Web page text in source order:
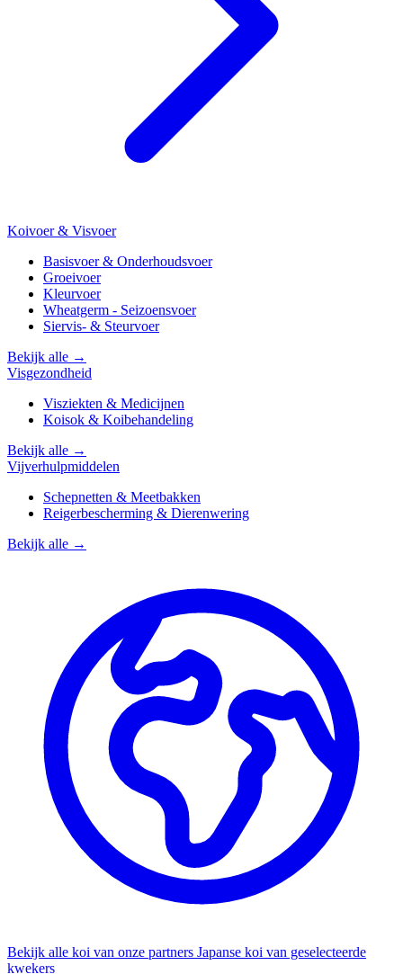
Koivoer & Visvoer
Basisvoer & Onderhoudsvoer
Groeivoer
Kleurvoer
Wheatgerm - Seizoensvoer
Siervis- & Steurvoer
Bekijk alle →
Visgezondheid
Visziekten & Medicijnen
Koisok & Koibehandeling
Bekijk alle →
Vijverhulpmiddelen
Schepnetten & Meetbakken
Reigerbescherming & Dierenwering
Bekijk alle →
Bekijk alle koi van onze partners Japanse koi van geselecteerde
kwekers